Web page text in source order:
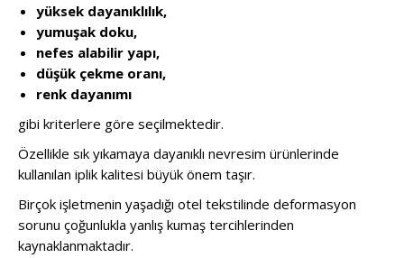
yüksek dayanıklılık,
yumuşak doku,
nefes alabilir yapı,
düşük çekme oranı,
renk dayanımı
gibi kriterlere göre seçilmektedir.
Özellikle sık yıkamaya dayanıklı nevresim ürünlerinde
kullanılan iplik kalitesi büyük önem taşır.
Birçok işletmenin yaşadığı otel tekstilinde deformasyon
sorunu çoğunlukla yanlış kumaş tercihlerinden
kaynaklanmaktadır.